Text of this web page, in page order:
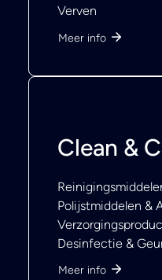
Verven
Meer info
Clean &
Polijstmiddelen &
Desinfectie &
Meer info